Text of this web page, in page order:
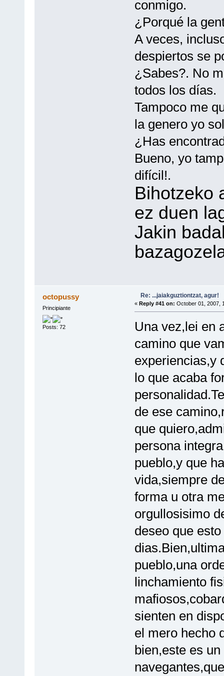
conmigo.
¿Porqué la
A veces,
despiertos se
¿Sabes?. No
todos los días.
Tampoco me
la genero yo
¿Has
Bueno, yo
difícil!.
Bihotzeko
ez duen
Jakin
octopussy
Principiante
Posts: 72
Re: ...jaiakguztiontzat, agur!
« Reply #41 on: October 01, 2007,
Una vez,lei en
camino que
experiencias,y
lo que acaba
de ese
que
persona
pueblo,y que
vida,siempre
forma u otra
orgullosisimo
deseo que
pueblo,una
linchamiento
sienten en
el mero hecho
bien,este es